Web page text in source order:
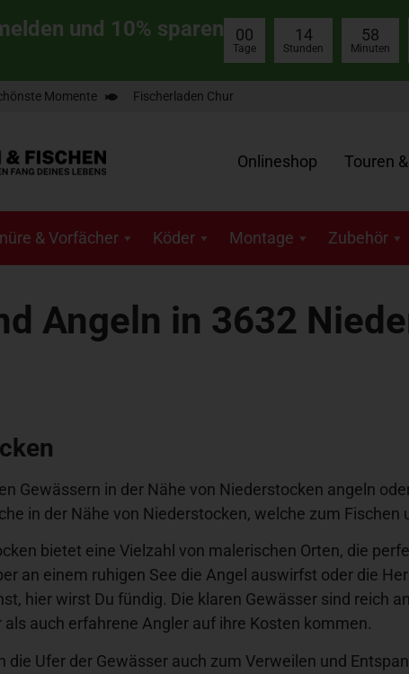
und 10% sparen 00
Tage
14
Stunden
58
Minuten
Momente Fischerladen Chur
Onlineshop Touren
& Vorfächer Köder Montage Zubehör
Angeln in 3632
Gewässern in der Nähe von Niederstocken angeln
in der Nähe von Niederstocken, welche zum Fischen
bietet eine Vielzahl von malerischen Orten, die
an einem ruhigen See die Angel auswirfst oder die
hier wirst Du fündig. Die klaren Gewässer sind reich
auch erfahrene Angler auf ihre Kosten kommen.
die Ufer der Gewässer auch zum Verweilen und